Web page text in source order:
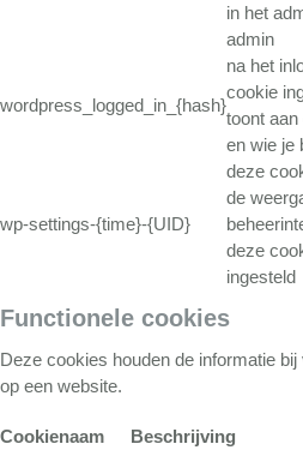
in het
admin
wordpress_logged_in_{hash}
na het
cookie
toont aan
en wie je
wp-settings-{time}-{UID}
deze
de
deze
ingesteld
Functionele cookies
Deze cookies houden de informatie
op een website.
Cookienaam Beschrijving